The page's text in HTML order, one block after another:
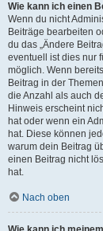
Wie kann ich einen
Wenn du nicht
Beiträge bearbeiten
du das „Ändere
eventuell ist dies nur
möglich. Wenn
Beitrag in der
die Anzahl als auch
Hinweis erscheint
hat oder wenn ein
hat. Diese können
warum dein Beitrag
einen Beitrag nicht
hat.
Nach oben